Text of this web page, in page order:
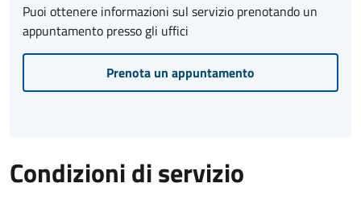
Puoi ottenere informazioni sul servizio prenotando un
appuntamento presso gli uffici
Prenota un appuntamento
Condizioni di servizio